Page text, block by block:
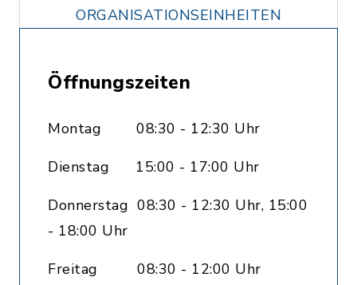
ORGANISATIONSEINHEITEN
Öffnungszeiten
Montag 08:30 - 12:30 Uhr
Dienstag 15:00 - 17:00 Uhr
Donnerstag 08:30 - 12:30 Uhr, 15:00
- 18:00 Uhr
Freitag 08:30 - 12:00 Uhr